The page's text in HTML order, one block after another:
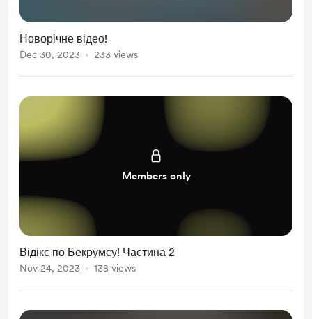
Новорічне відео!
Dec 30, 2023 233 views
Members only
Відікс по Бекрумсу! Частина 2
Nov 24, 2023 138 views